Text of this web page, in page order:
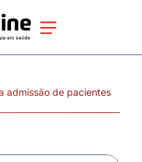
admissão de pacientes